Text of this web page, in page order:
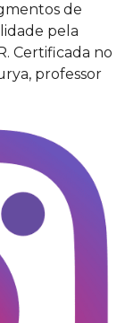
de
pela
Certificada no
professor